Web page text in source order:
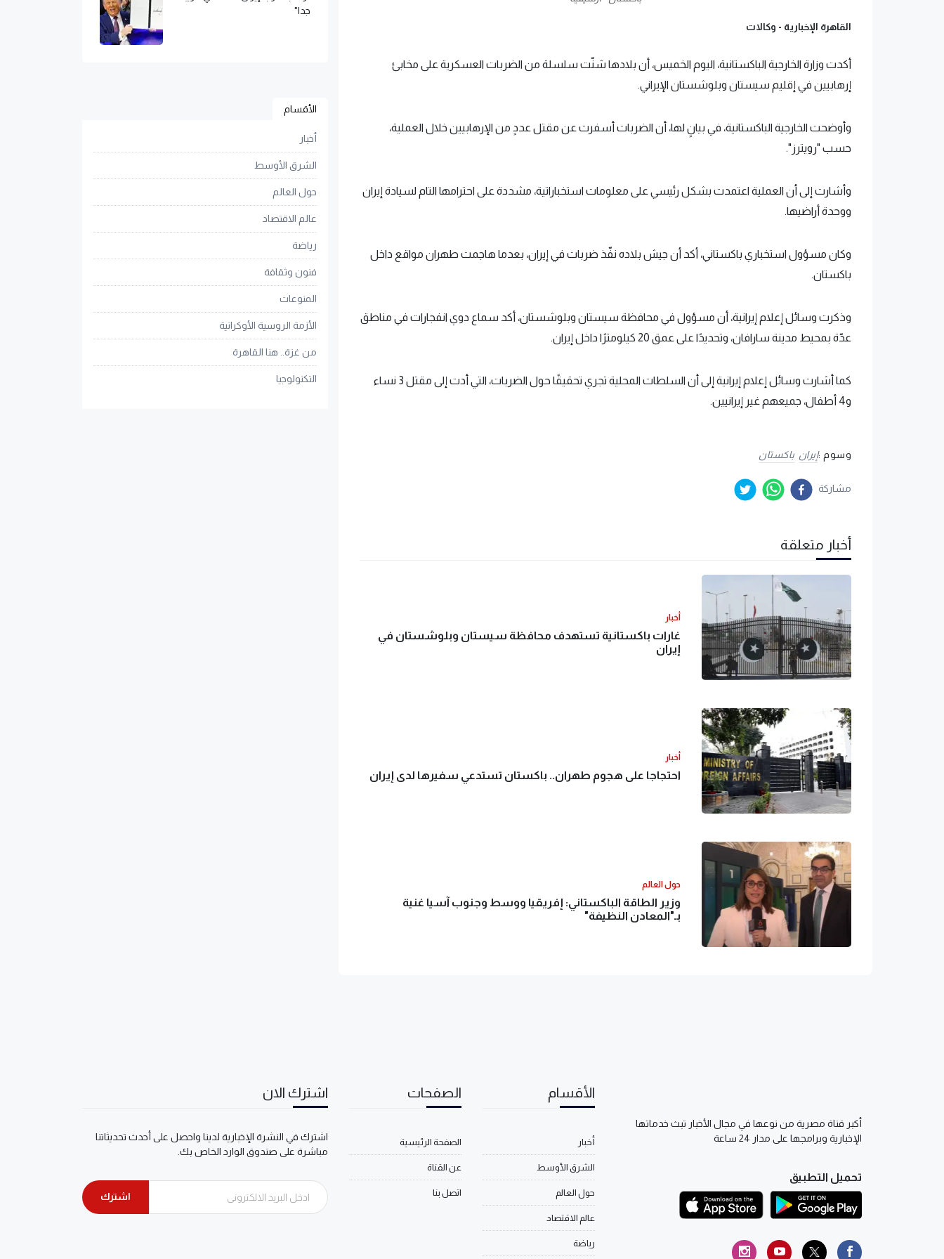
القاهرة الإخبارية - وكالات
أكدت وزارة الخارجية الباكستانية، اليوم الخميس، أن بلادها شنّت سلسلة من الضربات العسكرية على مخابئ
إرهابيين في إقليم سيستان وبلوشستان الإيراني.
وأوضحت الخارجية الباكستانية، في بيانٍ لها، أن الضربات أسفرت عن مقتل عددٍ من الإرهابيين خلال العملية،
حسب "رويترز".
وأشارت إلى أن العملية اعتمدت بشكل رئيسي على معلومات استخباراتية، مشددة على احترامها التام لسيادة إيران
ووحدة أراضيها.
وكان مسؤول استخباري باكستاني، أكد أن جيش بلاده نفّذ ضربات في إيران، بعدما هاجمت طهران مواقع داخل
باكستان.
وذكرت وسائل إعلام إيرانية، أن مسؤول في محافظة سيستان وبلوشستان، أكد سماع دوي انفجارات في مناطق
عدّة بمحيط مدينة سارافان، وتحديدًا على عمق 20 كيلومترًا داخل إيران.
كما أشارت وسائل إعلام إيرانية إلى أن السلطات المحلية تجري تحقيقًا حول الضربات، التي أدت إلى مقتل 3 نساء
و4 أطفال، جميعهم غير إيرانيين.
وسوم :إيران باكستان
مشاركة
أخبار متعلقة
أخبار
غارات باكستانية تستهدف محافظة سيستان وبلوشستان في
إيران
أخبار
احتجاجا على هجوم طهران.. باكستان تستدعي سفيرها لدى إيران
حول العالم
وزير الطاقة الباكستاني: إفريقيا ووسط وجنوب آسيا غنية
بـ"المعادن النظيفة"
جدا"
الأقسام
أخبار
الشرق الأوسط
حول العالم
عالم الاقتصاد
رياضة
فنون وثقافة
المنوعات
الأزمة الروسية الأوكرانية
من غزة.. هنا القاهرة
التكنولوجيا
أكبر قناة مصرية من نوعها في مجال الأخبار تبث خدماتها
الإخبارية وبرامجها على مدار 24 ساعة
تحميل التطبيق
الأقسام
أخبار
الشرق الأوسط
حول العالم
عالم الاقتصاد
رياضة
الصفحات
الصفحة الرئيسية
عن القناة
اتصل بنا
اشترك الان
اشترك في النشرة الإخبارية لدينا واحصل على أحدث تحديثاتنا
مباشرة على صندوق الوارد الخاص بك.
اشترك